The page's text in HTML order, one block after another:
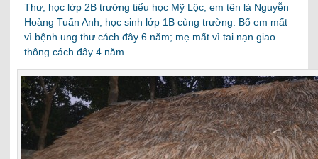
Thư, học lớp 2B trường tiểu học Mỹ Lộc; em tên là Nguyễn
Hoàng Tuấn Anh, học sinh lớp 1B cùng trường. Bố em mất
vì bệnh ung thư cách đây 6 năm; mẹ mất vì tai nạn giao
thông cách đây 4 năm.